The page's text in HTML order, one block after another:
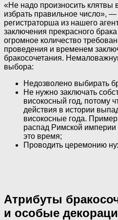
«Не надо произносить клятвы
избрать правильное число», —
регистраторша из нашего
заключения прекрасного
огромное количество
проведения и временем
бракосочетания.
выбора:
Недозволено выбирать
Не нужно заключать
високосный год, потому
действия в истории
високосные года.
распад Римской империи
это время;
Проводить церемонию
Атрибуты
и особые